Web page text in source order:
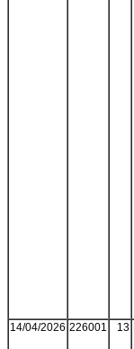
14/04/2026 226001 13